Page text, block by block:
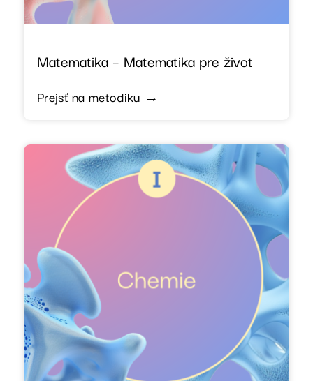
Matematika – Matematika pre život
Prejsť na metodiku →